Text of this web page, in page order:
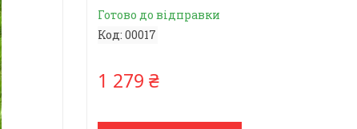
Готово до відправки
Код: 00017
1 279 ₴